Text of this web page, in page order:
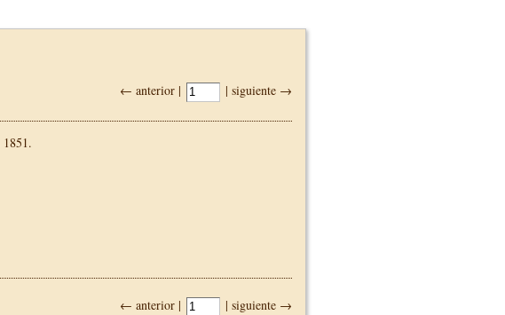
← anterior | | siguiente →
1851.
← anterior | | siguiente →